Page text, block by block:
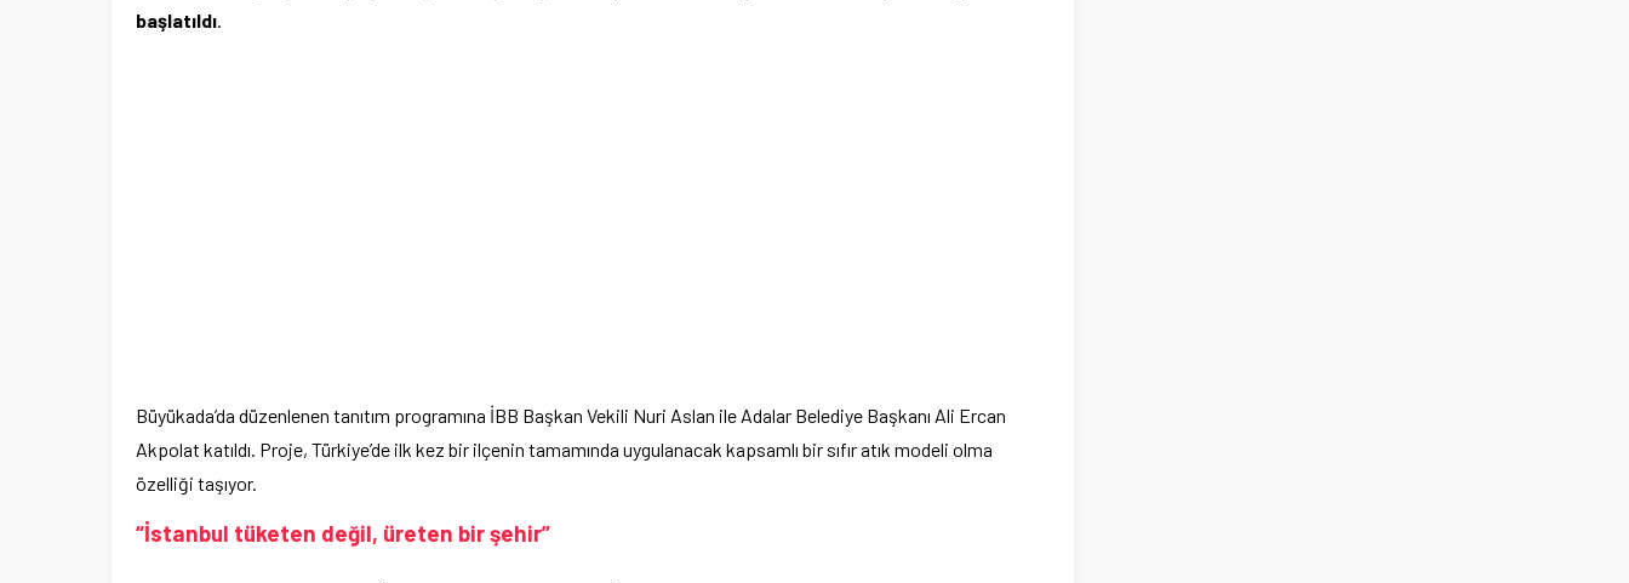
başlatıldı.
Büyükada’da düzenlenen tanıtım programına İBB Başkan Vekili Nuri Aslan ile Adalar Belediye Başkanı Ali Ercan
Akpolat katıldı. Proje, Türkiye’de ilk kez bir ilçenin tamamında uygulanacak kapsamlı bir sıfır atık modeli olma
özelliği taşıyor.
“İstanbul tüketen değil, üreten bir şehir”